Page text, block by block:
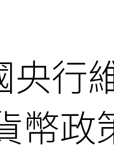
央行
幣政